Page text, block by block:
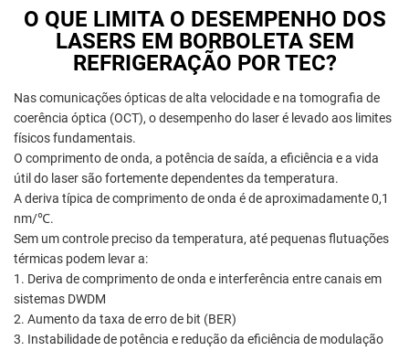
O QUE LIMITA O DESEMPENHO DOS
LASERS EM BORBOLETA SEM
REFRIGERAÇÃO POR TEC?
Nas comunicações ópticas de alta velocidade e na tomografia de
coerência óptica (OCT), o desempenho do laser é levado aos limites
físicos fundamentais.
O comprimento de onda, a potência de saída, a eficiência e a vida
útil do laser são fortemente dependentes da temperatura.
A deriva típica de comprimento de onda é de aproximadamente 0,1
nm/℃.
Sem um controle preciso da temperatura, até pequenas flutuações
térmicas podem levar a:
1. Deriva de comprimento de onda e interferência entre canais em
sistemas DWDM
2. Aumento da taxa de erro de bit (BER)
3. Instabilidade de potência e redução da eficiência de modulação